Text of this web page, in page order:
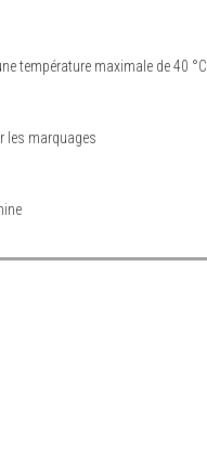
température maximale de 40 °C
les marquages